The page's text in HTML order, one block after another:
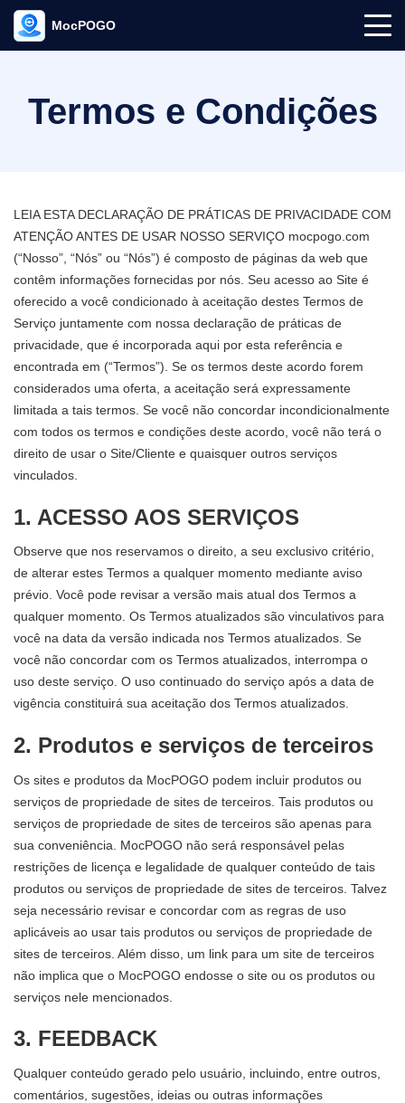
MocPOGO
Termos e Condições
LEIA ESTA DECLARAÇÃO DE PRÁTICAS DE PRIVACIDADE COM
ATENÇÃO ANTES DE USAR NOSSO SERVIÇO mocpogo.com
(“Nosso”, “Nós” ou “Nós”) é composto de páginas da web que
contêm informações fornecidas por nós. Seu acesso ao Site é
oferecido a você condicionado à aceitação destes Termos de
Serviço juntamente com nossa declaração de práticas de
privacidade, que é incorporada aqui por esta referência e
encontrada em (“Termos”). Se os termos deste acordo forem
considerados uma oferta, a aceitação será expressamente
limitada a tais termos. Se você não concordar incondicionalmente
com todos os termos e condições deste acordo, você não terá o
direito de usar o Site/Cliente e quaisquer outros serviços
vinculados.
1. ACESSO AOS SERVIÇOS
Observe que nos reservamos o direito, a seu exclusivo critério,
de alterar estes Termos a qualquer momento mediante aviso
prévio. Você pode revisar a versão mais atual dos Termos a
qualquer momento. Os Termos atualizados são vinculativos para
você na data da versão indicada nos Termos atualizados. Se
você não concordar com os Termos atualizados, interrompa o
uso deste serviço. O uso continuado do serviço após a data de
vigência constituirá sua aceitação dos Termos atualizados.
2. Produtos e serviços de terceiros
Os sites e produtos da MocPOGO podem incluir produtos ou
serviços de propriedade de sites de terceiros. Tais produtos ou
serviços de propriedade de sites de terceiros são apenas para
sua conveniência. MocPOGO não será responsável pelas
restrições de licença e legalidade de qualquer conteúdo de tais
produtos ou serviços de propriedade de sites de terceiros. Talvez
seja necessário revisar e concordar com as regras de uso
aplicáveis ao usar tais produtos ou serviços de propriedade de
sites de terceiros. Além disso, um link para um site de terceiros
não implica que o MocPOGO endosse o site ou os produtos ou
serviços nele mencionados.
3. FEEDBACK
Qualquer conteúdo gerado pelo usuário, incluindo, entre outros,
comentários, sugestões, ideias ou outras informações